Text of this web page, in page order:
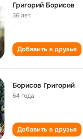
Григорий Борисов
36 лет
Добавить в друзья
Борисов Григорий
64 года
Добавить в друзья